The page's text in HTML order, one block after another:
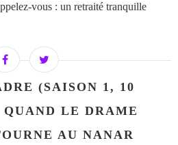
vous : un retraité tranquille
(SAISON 1, 10
LE DRAME
AU NANAR